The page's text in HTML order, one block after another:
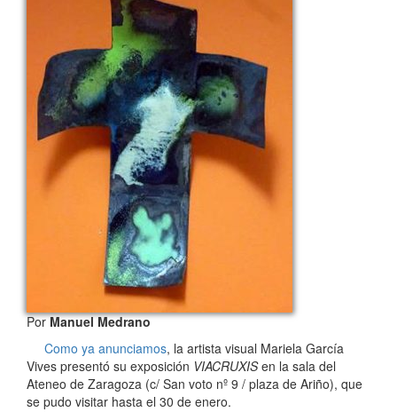
PorManuel Medrano
Como ya anunciamos, la artista visual Mariela García
Vives presentó su exposición VIACRUXISen la sala del
Ateneo de Zaragoza (c/ San voto nº 9 / plaza de Ariño), que
se pudo visitar hasta el 30 de enero.